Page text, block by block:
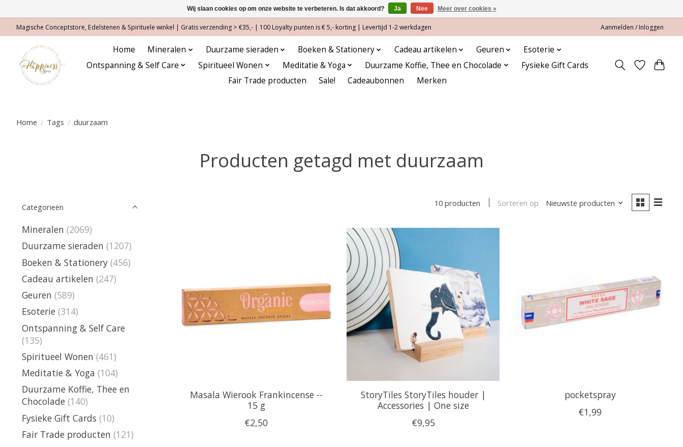
Magische Conceptstore, Edelstenen & Spirituele winkel | Gratis verzending > €35,- | 100 Loyalty punten is € 5,- korting | Levertijd 1-2 werkdagen Aanmelden / Inloggen
Home Mineralen Duurzame sieraden Boeken & Stationery Cadeau artikelen Geuren
Esoterie
Ontspanning & Self Care
Spiritueel Wonen Meditatie & Yoga Duurzame Koffie, Thee en Chocolade
Fysieke Gift Cards
Fair Trade producten
Sale! Cadeaubonnen Merken
Home / Tags / duurzaam
Producten getagd met duurzaam
Categorieën
Mineralen (2069)
Duurzame sieraden (1207)
Boeken & Stationery (456)
Cadeau artikelen (247)
Geuren (589)
Esoterie (314)
Ontspanning & Self Care
(135)
Spiritueel Wonen (461)
Meditatie & Yoga (104)
Duurzame Koffie, Thee en
Chocolade (140)
Fysieke Gift Cards (10)
Fair Trade producten (121)
10 producten Sorteren op Nieuwste producten
Masala Wierook Frankincense --
15 g
€2,50
StoryTiles StoryTiles houder |
Accessories | One size
€9,95
pocketspray
€1,99
Wij slaan cookies op om onze website te verbeteren. Is dat akkoord? Ja Nee Meer over cookies »